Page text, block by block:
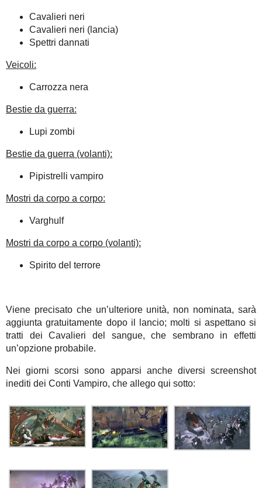
Cavalieri neri
Cavalieri neri (lancia)
Spettri dannati
Veicoli:
Carrozza nera
Bestie da guerra:
Lupi zombi
Bestie da guerra (volanti):
Pipistrelli vampiro
Mostri da corpo a corpo:
Varghulf
Mostri da corpo a corpo (volanti):
Spirito del terrore
Viene precisato che un’ulteriore unità, non nominata, sarà
aggiunta gratuitamente dopo il lancio; molti si aspettano si
tratti dei Cavalieri del sangue, che sembrano in effetti
un’opzione probabile.
Nei giorni scorsi sono apparsi anche diversi screenshot
inediti dei Conti Vampiro, che allego qui sotto: